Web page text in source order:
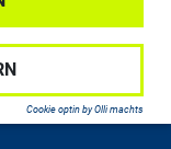
Cookie optin by Olli machts